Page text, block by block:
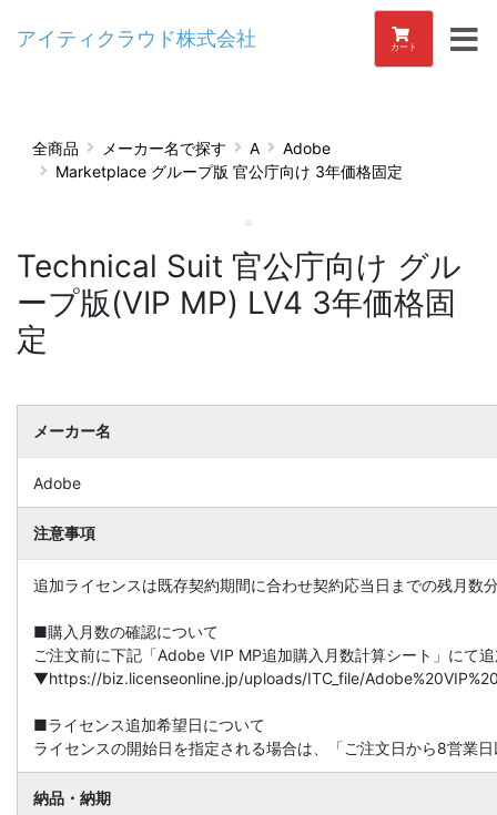
アイティクラウド株式会社 カート
全商品 メーカー名で探す A
Adobe
Marketplace グループ版 官公庁向け 3年価格固定
Technical Suit 官公庁向け グル
ープ版(VIP MP) LV4 3年価格固
定
メーカー名
Adobe
注意事項
追加ライセンスは既存契約期間に合わせ契約応当日までの残月数
■購入月数の確認について
ご注文前に下記「Adobe VIP MP追加購入月数計算シート」にて
▼https://biz.licenseonline.jp/uploads/ITC_file/
■ライセンス追加希望日について
ライセンスの開始日を指定される場合は、「ご注文日から8営業
納品・納期